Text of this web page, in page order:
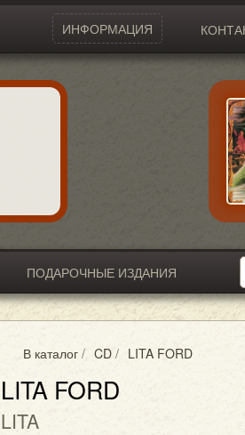
ИНФОРМАЦИЯ
ПОДАРОЧНЫЕ ИЗДАНИЯ
В каталог / CD / LITA FORD
LITA FORD
LITA